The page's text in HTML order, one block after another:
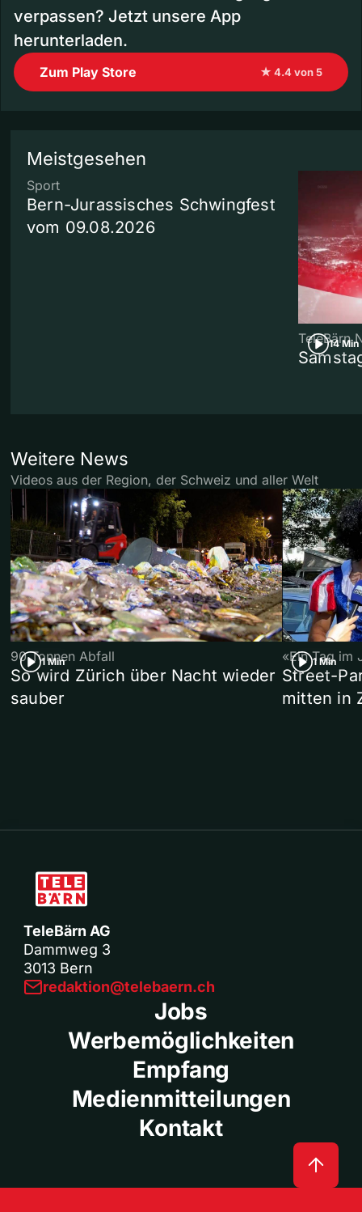
verpassen? Jetzt unsere App
herunterladen.
Zum Play Store ★ 4.4 von 5
Meistgesehen
Sport
Bern-Jurassisches Schwingfest
vom 09.08.2026
14 Min
TeleBärn
Weitere News
Videos aus der Region, der Schweiz und aller Welt
1 Min
90 Tonnen Abfall
So wird Zürich über Nacht wieder
sauber
1 Min
«Ein Tag im
Street-
mitten in
TeleBärn AG
Dammweg 3
3013 Bern
redaktion@telebaern.ch
Jobs
Werbemöglichkeiten
Empfang
Medienmitteilungen
Kontakt